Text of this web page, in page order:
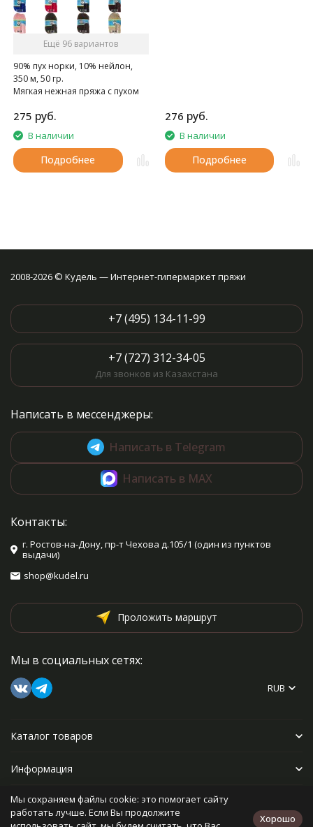
Ещё 96 вариантов
90% пух норки, 10% нейлон,
350 м, 50 гр.
Мягкая нежная пряжа с пухом
275 руб.
В наличии
Подробнее
276 руб.
В наличии
Подробнее
2008-2026 © Кудель — Интернет-гипермаркет пряжи
+7 (495) 134-11-99
+7 (727) 312-34-05
Для звонков из Казахстана
Написать в мессенджеры:
Написать в Telegram
Написать в MAX
Контакты:
г. Ростов-на-Дону, пр-т Чехова д.105/1 (один из пунктов
выдачи)
shop@kudel.ru
Проложить маршрут
Мы в социальных сетях:
RUB
Каталог товаров
Информация
Прочее
Мы сохраняем файлы cookie: это помогает сайту
работать лучше. Если Вы продолжите
Хорошо